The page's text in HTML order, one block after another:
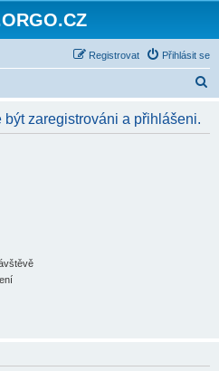
Přihlásit se
Registrovat
zaregistrováni a přihlášeni.